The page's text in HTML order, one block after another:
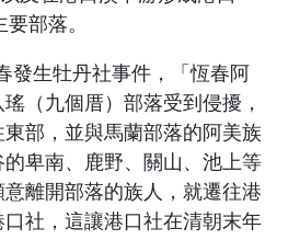
部落。
發生牡丹社事件，「恆春阿
（九個厝）部落受到侵擾，
部，並與馬蘭部落的阿美族
的卑南、鹿野、關山、池上等
離開部落的族人，就遷往港
社，這讓港口社在清朝末年